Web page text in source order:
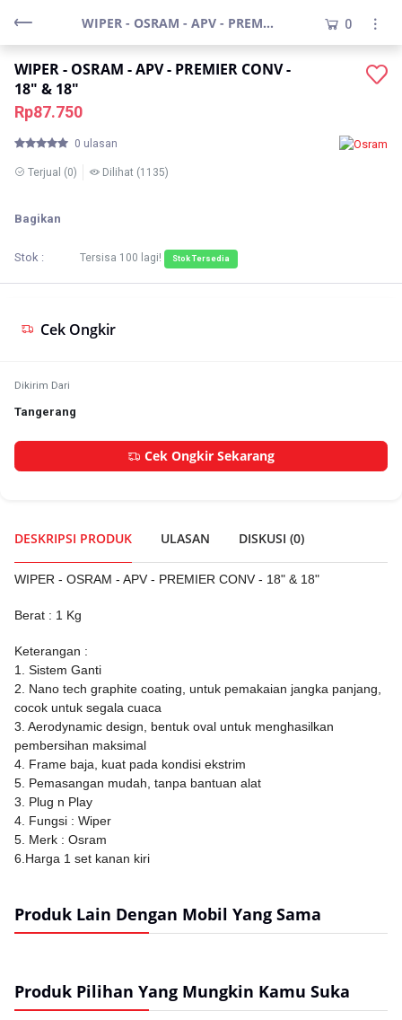
WIPER - OSRAM - APV - PREMIER CONV - 18" & 18" 0
WIPER - OSRAM - APV - PREMIER CONV -
18" & 18"
Rp87.750
0 ulasan
Terjual (0) Dilihat (1135)
Bagikan
Stok : Tersisa 100 lagi! Stok Tersedia
Cek Ongkir
Dikirim Dari
Tangerang
Cek Ongkir Sekarang
DESKRIPSI PRODUK ULASAN DISKUSI (0)
WIPER - OSRAM - APV - PREMIER CONV - 18" & 18"
Berat : 1 Kg
Keterangan :
1. Sistem Ganti
2. Nano tech graphite coating, untuk pemakaian jangka panjang,
cocok untuk segala cuaca
3. Aerodynamic design, bentuk oval untuk menghasilkan
pembersihan maksimal
4. Frame baja, kuat pada kondisi ekstrim
5. Pemasangan mudah, tanpa bantuan alat
3. Plug n Play
4. Fungsi : Wiper
5. Merk : Osram
6.Harga 1 set kanan kiri
Produk Lain Dengan Mobil Yang Sama
Produk Pilihan Yang Mungkin Kamu Suka